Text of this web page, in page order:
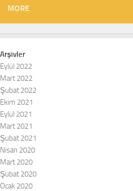
MORE
Arşivler
Eylül 2022
Mart 2022
Şubat 2022
Ekim 2021
Eylül 2021
Mart 2021
Şubat 2021
Nisan 2020
Mart 2020
Şubat 2020
Ocak 2020